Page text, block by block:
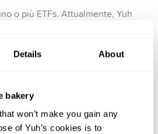
Details About
bakery
won’t make you gain any
of Yuh’s cookies is to
o più ETFs. Attualmente, Yuh
il che significa che potrai
di trading: si
Una volta scelti uno o più
somma da investire (minimo 10
(settimanale o